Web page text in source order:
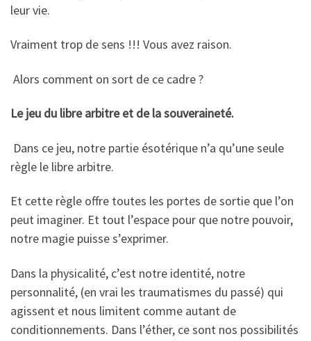
leur vie.
Vraiment trop de sens !!! Vous avez raison.
Alors comment on sort de ce cadre ?
Le jeu du libre arbitre et de la souveraineté.
Dans ce jeu, notre partie ésotérique n’a qu’une seule
règle le libre arbitre.
Et cette règle offre toutes les portes de sortie que l’on
peut imaginer. Et tout l’espace pour que notre pouvoir,
notre magie puisse s’exprimer.
Dans la physicalité, c’est notre identité, notre
personnalité, (en vrai les traumatismes du passé) qui
agissent et nous limitent comme autant de
conditionnements. Dans l’éther, ce sont nos possibilités